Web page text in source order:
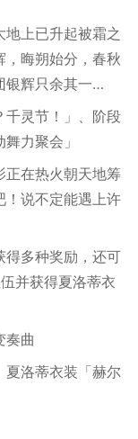
上已升起被霜之
，晦朔始分，春秋
银辉只余其一…
千灵节！」、阶段
力聚会」
正在热火朝天地筹
！说不定能遇上许
得多种奖励，还可
并获得夏洛蒂衣
奏曲
夏洛蒂衣装「赫尔